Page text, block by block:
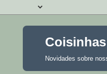
Novidades sobre